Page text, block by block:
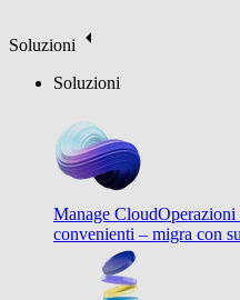
Soluzioni
Soluzioni
Manage CloudOperazioni
convenienti – migra con